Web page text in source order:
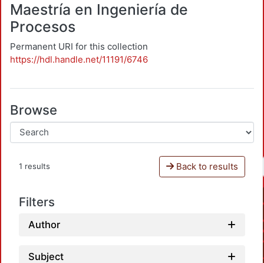
Maestría en Ingeniería de
Procesos
Permanent URI for this collection
https://hdl.handle.net/11191/6746
Browse
1 results Back to results
Filters
Author
Subject